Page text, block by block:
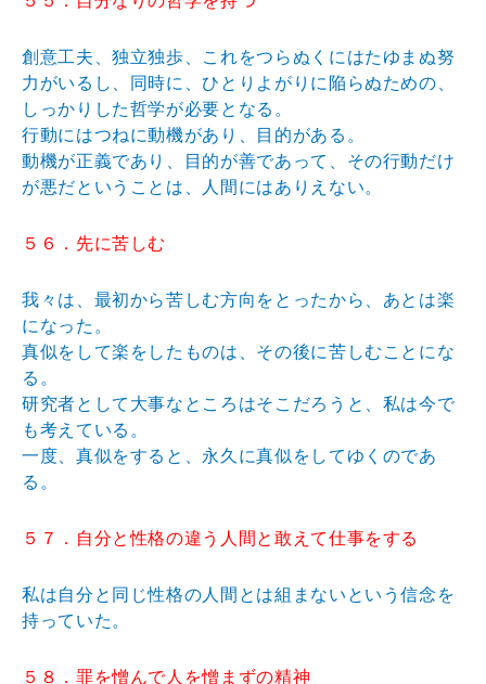
創意工夫、独立独歩、これをつらぬくにはたゆまぬ努
力がいるし、同時に、ひとりよがりに陥らぬための、
しっかりした哲学が必要となる。
行動にはつねに動機があり、目的がある。
動機が正義であり、目的が善であって、その行動だけ
が悪だということは、人間にはありえない。
５６．先に苦しむ
我々は、最初から苦しむ方向をとったから、あとは楽
になった。
真似をして楽をしたものは、その後に苦しむことにな
る。
研究者として大事なところはそこだろうと、私は今で
も考えている。
一度、真似をすると、永久に真似をしてゆくのであ
る。
５７．自分と性格の違う人間と敢えて仕事をする
私は自分と同じ性格の人間とは組まないという信念を
持っていた。
５８．罪を憎んで人を憎まずの精神